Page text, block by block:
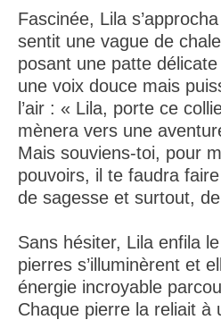
Fascinée, Lila
sentit une vague de
posant une patte
une voix douce mais
l’air : « Lila, porte ce
mènera vers une
Mais souviens-toi, pour
pouvoirs, il te faudra
de sagesse et surtout,
Sans hésiter, Lila enfila
pierres s’illuminèrent et
énergie incroyable
Chaque pierre la reliait à